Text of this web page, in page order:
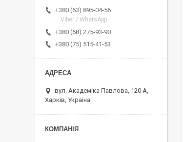
+380 (63) 895-04-56
Viber / WhatsApp
+380 (68) 275-93-90
+380 (75) 515-41-53
вул. Академіка Павлова, 120 А,
Харків, Україна